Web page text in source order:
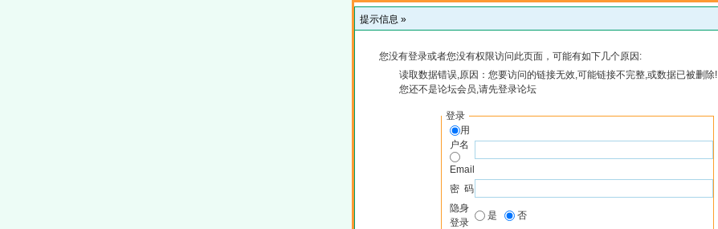
提示信息 »
您没有登录或者您没有权限访问此页面，可能有如下几个原因:
读取数据错误,原因：您要访问的链接无效,可能链接不完整,或数据已被删除!
您还不是论坛会员,请先登录论坛
登录
用
户名
Email
密 码
隐身
登录
是 否